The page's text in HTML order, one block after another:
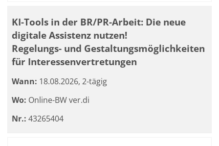
KI-Tools in der BR/PR-Arbeit: Die neue
digitale Assistenz nutzen!
Regelungs- und Gestaltungsmöglichkeiten
für Interessenvertretungen
Wann: 18.08.2026, 2-tägig
Wo: Online-BW ver.di
Nr.: 43265404